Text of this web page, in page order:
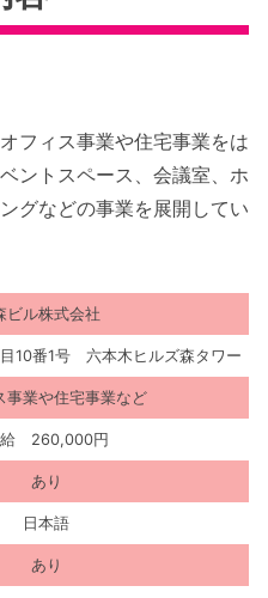
フィス事業や住宅事業をは
ントスペース、会議室、ホ
グなどの事業を展開してい
ビル株式会社
10番1号 六本木ヒルズ森タワー
事業や住宅事業など
給 260,000円
あり
日本語
あり